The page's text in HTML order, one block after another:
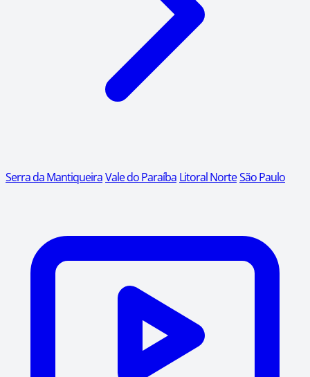
Serra da MantiqueiraVale do Paraíba Litoral NorteSão Paulo